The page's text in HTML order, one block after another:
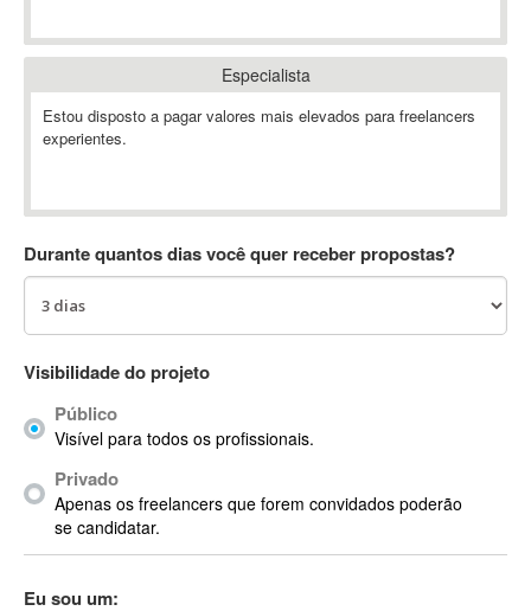
Abstract
Abstract Window Toolkit (AWT)
AC Drives
ACDSee
ACPI
Acrobat X
Acronis
ACT
Actian
Actimize
ActionScript
Active Directory
Especialista
Estou disposto a pagar valores mais elevados para freelancers
experientes.
Durante quantos dias você quer receber propostas?
Visibilidade do projeto
Público
Visível para todos os profissionais.
Privado
Apenas os freelancers que forem convidados poderão
se candidatar.
Eu sou um: